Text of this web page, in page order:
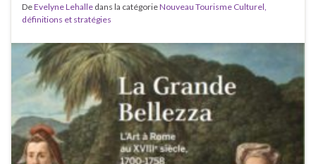
DeEvelyne Lehalle dans la catégorieNouveau Tourisme Culturel,
définitions et stratégies